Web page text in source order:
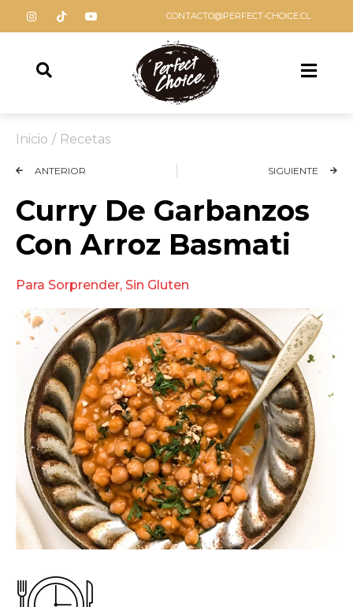
CONTACTO@PERFECT-CHOICE.CL
Inicio / Recetas
ANTERIOR SIGUIENTE
Curry De Garbanzos
Con Arroz Basmati
Para Sorprender, Sin Gluten